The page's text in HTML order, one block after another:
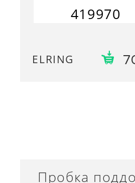
419970
ELRING
Пробка